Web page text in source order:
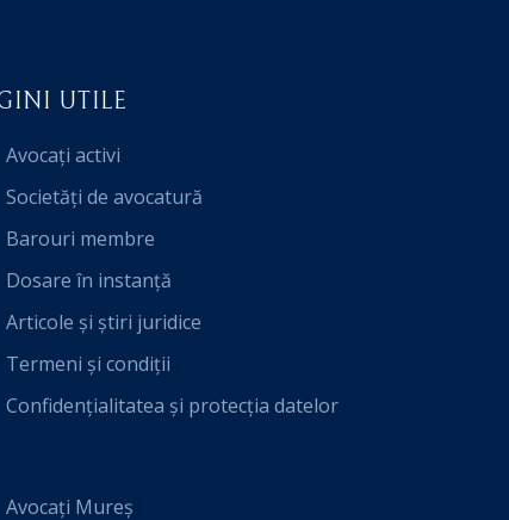
UTILE
Avocați activi
Societăți de avocatură
Barouri membre
Dosare în instanță
Articole și știri juridice
Termeni și condiții
Confidențialitatea și protecția datelor
Avocați Mureș